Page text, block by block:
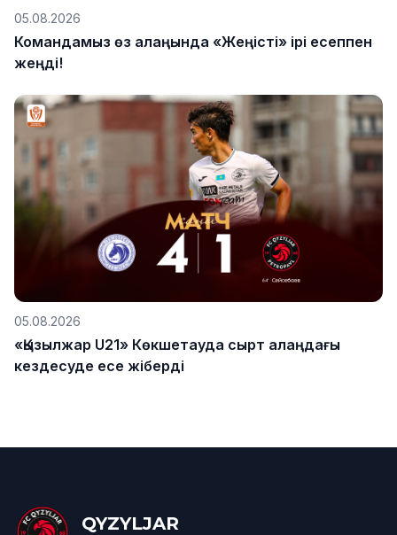
05.08.2026
Командамыз өз алаңында «Жеңісті» ірі есеппен
жеңді!
05.08.2026
«Қызылжар U21» Көкшетауда сырт алаңдағы
кездесуде есе жіберді
QYZYLJAR